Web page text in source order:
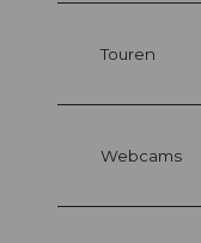
Touren
Webcams